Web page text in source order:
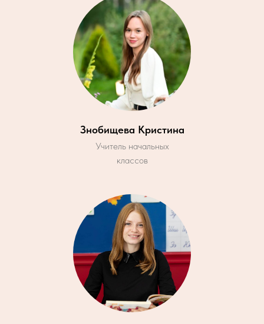
Знобищева Кристина
Учитель начальных
классов